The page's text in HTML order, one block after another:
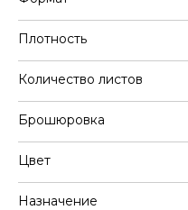
Плотность
Количество листов
Брошюровка
Цвет
Назначение